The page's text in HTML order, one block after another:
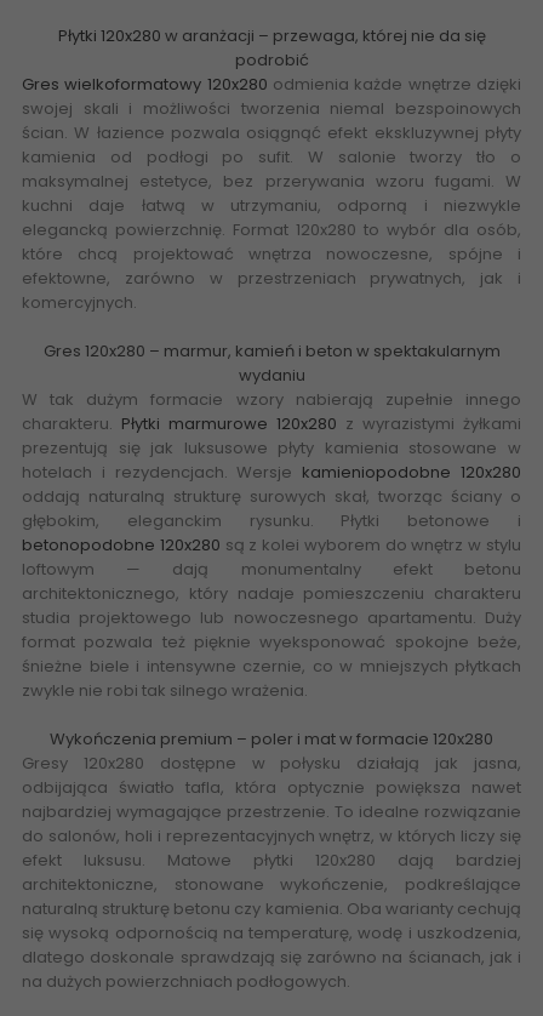
Płytki 120x280 w aranżacji – przewaga, której nie da się
podrobić
Gres wielkoformatowy 120x280 odmienia każde wnętrze dzięki
swojej skali i możliwości tworzenia niemal bezspoinowych
ścian. W łazience pozwala osiągnąć efekt ekskluzywnej płyty
kamienia od podłogi po sufit. W salonie tworzy tło o
maksymalnej estetyce, bez przerywania wzoru fugami. W
kuchni daje łatwą w utrzymaniu, odporną i niezwykle
elegancką powierzchnię. Format 120x280 to wybór dla osób,
które chcą projektować wnętrza nowoczesne, spójne i
efektowne, zarówno w przestrzeniach prywatnych, jak i
komercyjnych.
Gres 120x280 – marmur, kamień i beton w spektakularnym
wydaniu
W tak dużym formacie wzory nabierają zupełnie innego
charakteru. Płytki marmurowe 120x280 z wyrazistymi żyłkami
prezentują się jak luksusowe płyty kamienia stosowane w
hotelach i rezydencjach. Wersje kamieniopodobne 120x280
oddają naturalną strukturę surowych skał, tworząc ściany o
głębokim, eleganckim rysunku. Płytki betonowe i
betonopodobne 120x280 są z kolei wyborem do wnętrz w stylu
loftowym — dają monumentalny efekt betonu
architektonicznego, który nadaje pomieszczeniu charakteru
studia projektowego lub nowoczesnego apartamentu. Duży
format pozwala też pięknie wyeksponować spokojne beże,
śnieżne biele i intensywne czernie, co w mniejszych płytkach
zwykle nie robi tak silnego wrażenia.
Wykończenia premium – poler i mat w formacie 120x280
Gresy 120x280 dostępne w połysku działają jak jasna,
odbijająca światło tafla, która optycznie powiększa nawet
najbardziej wymagające przestrzenie. To idealne rozwiązanie
do salonów, holi i reprezentacyjnych wnętrz, w których liczy się
efekt luksusu. Matowe płytki 120x280 dają bardziej
architektoniczne, stonowane wykończenie, podkreślające
naturalną strukturę betonu czy kamienia. Oba warianty cechują
się wysoką odpornością na temperaturę, wodę i uszkodzenia,
dlatego doskonale sprawdzają się zarówno na ścianach, jak i
na dużych powierzchniach podłogowych.